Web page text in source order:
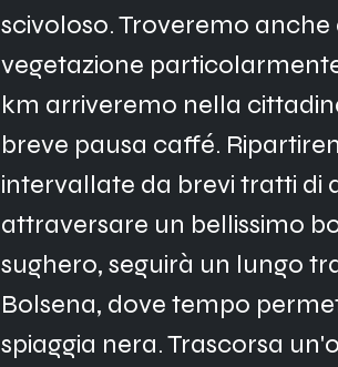
scivoloso. Troveremo
vegetazione
km arriveremo nella
breve pausa caffé.
intervallate da brevi tratti di
attraversare un bellissimo
sughero, seguirà un lungo
Bolsena, dove tempo
spiaggia nera. Trascorsa